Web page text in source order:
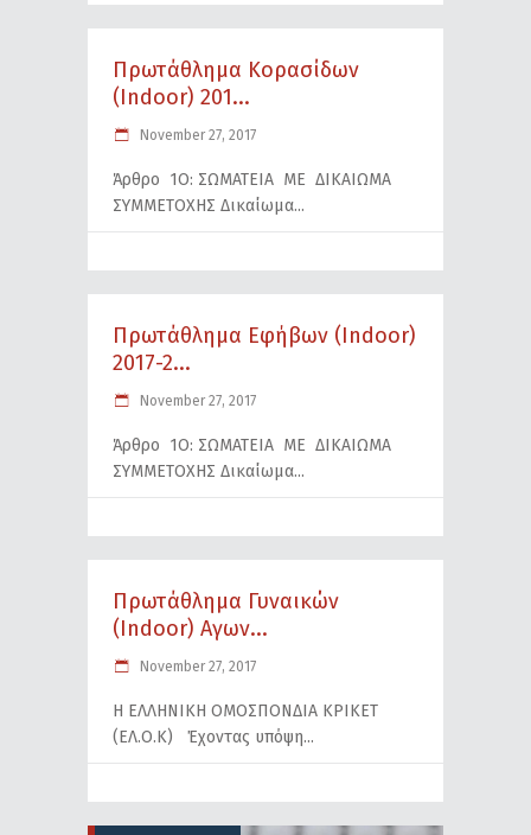
Πρωτάθλημα Κορασίδων
(Indoor) 201...
November 27, 2017
Άρθρο 1Ο: ΣΩΜΑΤΕΙΑ ΜΕ ΔΙΚΑΙΩΜΑ
ΣΥΜΜΕΤΟΧΗΣ Δικαίωμα
Πρωτάθλημα Εφήβων (Indoor)
2017-2...
November 27, 2017
Άρθρο 1Ο: ΣΩΜΑΤΕΙΑ ΜΕ ΔΙΚΑΙΩΜΑ
ΣΥΜΜΕΤΟΧΗΣ Δικαίωμα
Πρωτάθλημα Γυναικών
(Indoor) Αγων...
November 27, 2017
Η ΕΛΛΗΝΙΚΗ ΟΜΟΣΠΟΝΔΙΑ ΚΡΙΚΕΤ
(ΕΛ.Ο.Κ) Έχοντας υπόψη